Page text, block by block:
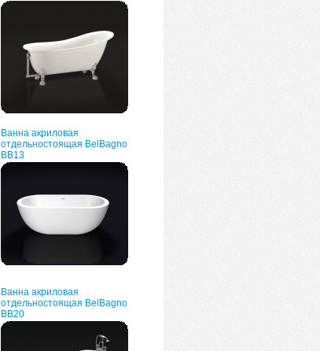
Ванна акриловая
отдельностоящая BelBagno
BB13
Ванна акриловая
отдельностоящая BelBagno
BB20